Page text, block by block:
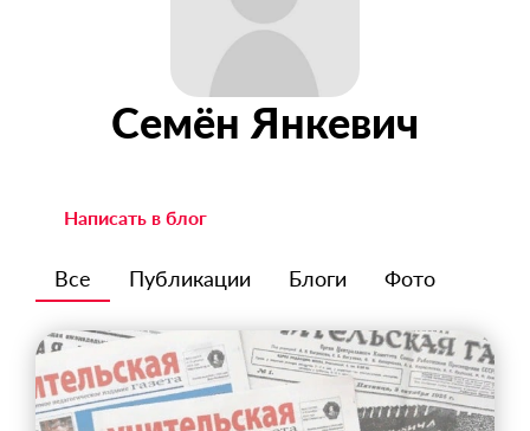
Семён Янкевич
Написать в блог
Все Публикации Блоги Фото